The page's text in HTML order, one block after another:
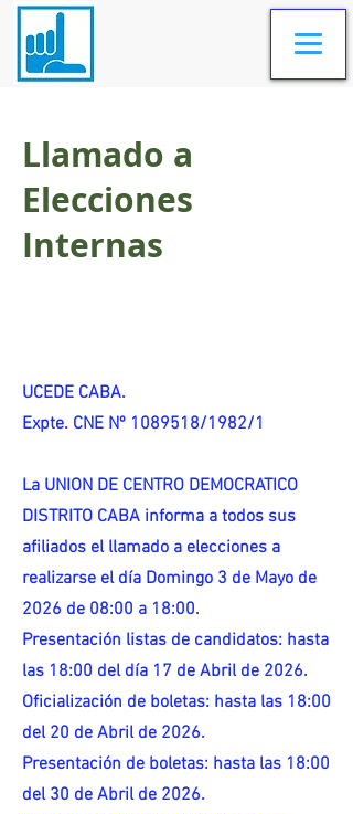
Llamado a
Elecciones
Internas
UCEDE CABA.
Expte. CNE Nº 1089518/1982/1
La UNION DE CENTRO DEMOCRATICO
DISTRITO CABA informa a todos sus
afiliados el llamado a elecciones a
realizarse el día Domingo 3 de Mayo de
2026 de 08:00 a 18:00.
Presentación listas de candidatos: hasta
las 18:00 del día 17 de Abril de 2026.
Oficialización de boletas: hasta las 18:00
del 20 de Abril de 2026.
Presentación de boletas: hasta las 18:00
del 30 de Abril de 2026.